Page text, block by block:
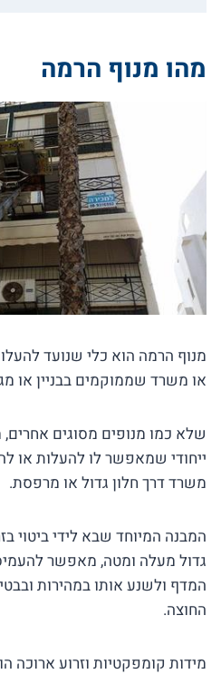
מהו מנוף הרמה
מנוף הרמה הוא כלי שנועד
או משרד שממוקמים בבניין או
שלא כמו מנופים מסוגים אחרים,
ייחודי שמאפשר לו להעלות או
משרד דרך חלון גדול או מרפסת.
המבנה המיוחד שבא לידי ביטוי
גדול מעלה ומטה, מאפשר
המדף ולשנע אותו במהירות
החוצה.
מידות קומפקטיות וזרוע ארוכה